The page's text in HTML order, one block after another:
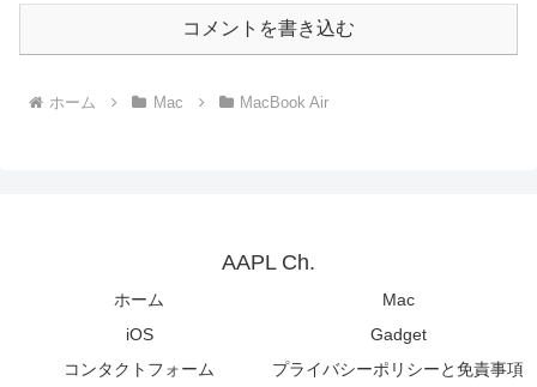
コメントを書き込む
ホーム Mac MacBook Air
AAPL Ch.
ホーム
Mac
iOS
Gadget
コンタクトフォーム
プライバシーポリシーと免責事項